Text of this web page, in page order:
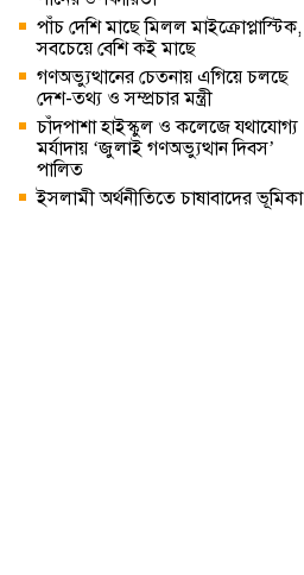
পাঁচ দেশি মাছে মিলল মাইক্রোপ্লাস্টিক,
সবচেয়ে বেশি কই মাছে
গণঅভ্যুত্থানের চেতনায় এগিয়ে চলছে
দেশ-তথ্য ও সম্প্রচার মন্ত্রী
চাঁদপাশা হাইস্কুল ও কলেজে যথাযোগ্য
মর্যাদায় ‘জুলাই গণঅভ্যুত্থান দিবস’
পালিত
ইসলামী অর্থনীতিতে চাষাবাদের ভূমিকা